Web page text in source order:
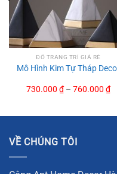
Tượng Đầu Ngựa Tối
Cánh Lông Vũ Tự Do
Tượng Mèo Nghệ
Tượng Voi Pha Lê Biển
Quả Cầu Phúc Lộc
ĐỒ TRANG TRÍ GIÁ RẺ
Mô Hình Kim Tự Tháp
730.000 ₫– 760.000 ₫
VỀ CHÚNG TÔI